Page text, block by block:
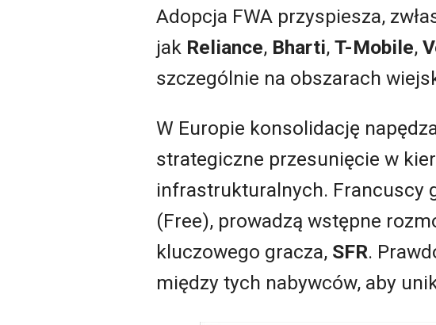
Adopcja FWA przyspiesza,
jak Reliance, Bharti, T-Mobile,
szczególnie na obszarach
W Europie konsolidację
strategiczne przesunięcie w
infrastrukturalnych. Francuscy
(Free), prowadzą wstępne
kluczowego gracza, SFR.
między tych nabywców, aby